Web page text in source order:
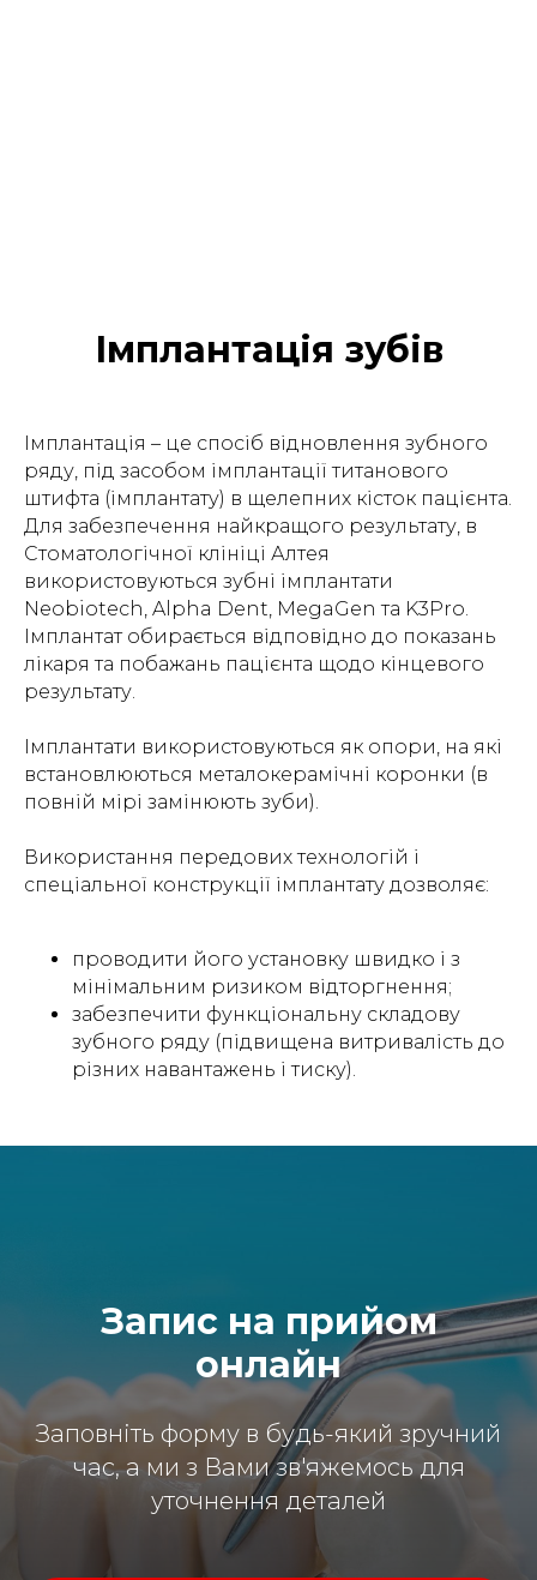
Імплантація зубів
Імплантація – це спосіб відновлення зубного
ряду, під засобом імплантації титанового
штифта (імплантату) в щелепних кісток пацієнта.
Для забезпечення найкращого результату, в
Стоматологічної клініці Алтея
використовуються зубні імплантати
Neobiotech, Alpha Dent, MegaGen та K3Pro.
Імплантат обирається відповідно до показань
лікаря та побажань пацієнта щодо кінцевого
результату.
Імплантати використовуються як опори, на які
встановлюються металокерамічні коронки (в
повній мірі замінюють зуби).
Використання передових технологій і
спеціальної конструкції імплантату дозволяє:
проводити його установку швидко і з
мінімальним ризиком відторгнення;
забезпечити функціональну складову
зубного ряду (підвищена витривалість до
різних навантажень і тиску).
Запис на прийом
онлайн
Заповніть форму в будь-який зручний
час, а ми з Вами зв'яжемось для
уточнення деталей